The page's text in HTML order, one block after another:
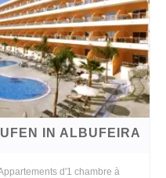
IN ALBUFEIRA
d'1 chambre à